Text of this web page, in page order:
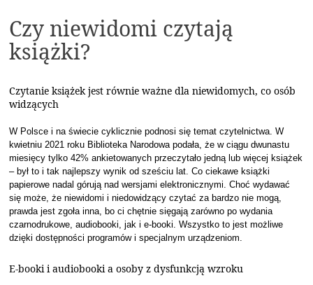
Czy niewidomi czytają
książki?
Czytanie książek jest równie ważne dla niewidomych, co osób
widzących
W Polsce i na świecie cyklicznie podnosi się temat czytelnictwa. W
kwietniu 2021 roku Biblioteka Narodowa podała, że w ciągu dwunastu
miesięcy tylko 42% ankietowanych przeczytało jedną lub więcej książek
– był to i tak najlepszy wynik od sześciu lat. Co ciekawe książki
papierowe nadal górują nad wersjami elektronicznymi. Choć wydawać
się może, że niewidomi i niedowidzący czytać za bardzo nie mogą,
prawda jest zgoła inna, bo ci chętnie sięgają zarówno po wydania
czarnodrukowe, audiobooki, jak i e-booki. Wszystko to jest możliwe
dzięki dostępności programów i specjalnym urządzeniom.
E-booki i audiobooki a osoby z dysfunkcją wzroku